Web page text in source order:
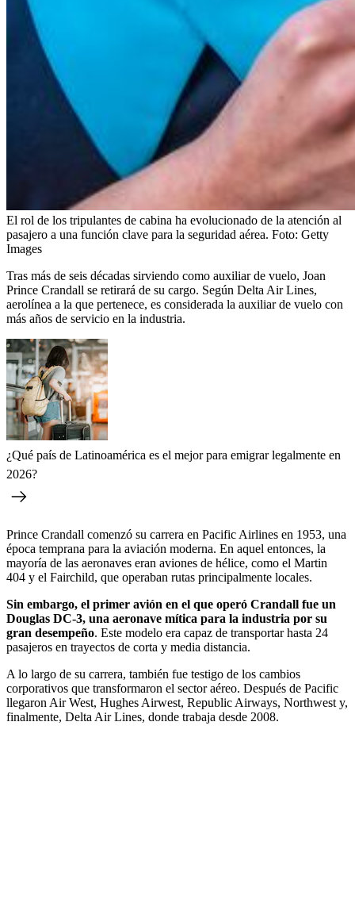
El rol de los tripulantes de cabina ha evolucionado de la atención al
pasajero a una función clave para la seguridad aérea. Foto: Getty
Images
Tras más de seis décadas sirviendo como auxiliar de vuelo, Joan
Prince Crandall se retirará de su cargo. Según Delta Air Lines,
aerolínea a la que pertenece, es considerada la auxiliar de vuelo con
más años de servicio en la industria.
¿Qué país de Latinoamérica es el mejor para emigrar legalmente en
2026?
Prince Crandall comenzó su carrera en Pacific Airlines en 1953, una
época temprana para la aviación moderna. En aquel entonces, la
mayoría de las aeronaves eran aviones de hélice, como el Martin
404 y el Fairchild, que operaban rutas principalmente locales.
Sin embargo, el primer avión en el que operó Crandall fue un
Douglas DC-3, una aeronave mítica para la industria por su
gran desempeño. Este modelo era capaz de transportar hasta 24
pasajeros en trayectos de corta y media distancia.
A lo largo de su carrera, también fue testigo de los cambios
corporativos que transformaron el sector aéreo. Después de Pacific
llegaron Air West, Hughes Airwest, Republic Airways, Northwest y,
finalmente, Delta Air Lines, donde trabaja desde 2008.